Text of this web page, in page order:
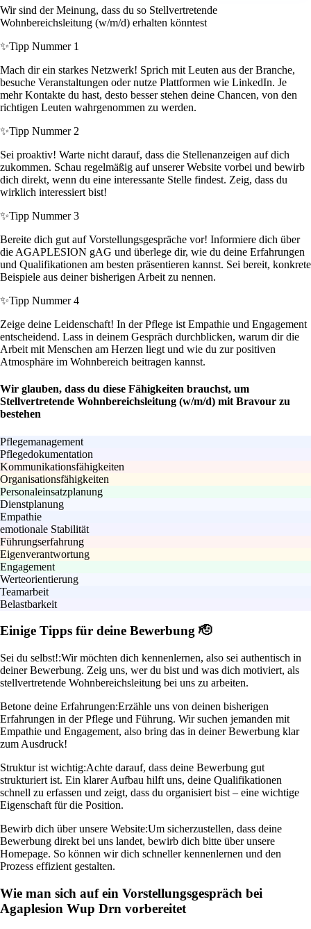
Wir sind der Meinung, dass du so Stellvertretende
Wohnbereichsleitung (w/m/d) erhalten könntest
✨Tipp Nummer 1
Mach dir ein starkes Netzwerk! Sprich mit Leuten aus der Branche,
besuche Veranstaltungen oder nutze Plattformen wie LinkedIn. Je
mehr Kontakte du hast, desto besser stehen deine Chancen, von den
richtigen Leuten wahrgenommen zu werden.
✨Tipp Nummer 2
Sei proaktiv! Warte nicht darauf, dass die Stellenanzeigen auf dich
zukommen. Schau regelmäßig auf unserer Website vorbei und bewirb
dich direkt, wenn du eine interessante Stelle findest. Zeig, dass du
wirklich interessiert bist!
✨Tipp Nummer 3
Bereite dich gut auf Vorstellungsgespräche vor! Informiere dich über
die AGAPLESION gAG und überlege dir, wie du deine Erfahrungen
und Qualifikationen am besten präsentieren kannst. Sei bereit, konkrete
Beispiele aus deiner bisherigen Arbeit zu nennen.
✨Tipp Nummer 4
Zeige deine Leidenschaft! In der Pflege ist Empathie und Engagement
entscheidend. Lass in deinem Gespräch durchblicken, warum dir die
Arbeit mit Menschen am Herzen liegt und wie du zur positiven
Atmosphäre im Wohnbereich beitragen kannst.
Wir glauben, dass du diese Fähigkeiten brauchst, um
Stellvertretende Wohnbereichsleitung (w/m/d) mit Bravour zu
bestehen
Pflegemanagement
Pflegedokumentation
Kommunikationsfähigkeiten
Organisationsfähigkeiten
Personaleinsatzplanung
Dienstplanung
Empathie
emotionale Stabilität
Führungserfahrung
Eigenverantwortung
Engagement
Werteorientierung
Teamarbeit
Belastbarkeit
Einige Tipps für deine Bewerbung 🫡
Sei du selbst!:Wir möchten dich kennenlernen, also sei authentisch in
deiner Bewerbung. Zeig uns, wer du bist und was dich motiviert, als
stellvertretende Wohnbereichsleitung bei uns zu arbeiten.
Betone deine Erfahrungen:Erzähle uns von deinen bisherigen
Erfahrungen in der Pflege und Führung. Wir suchen jemanden mit
Empathie und Engagement, also bring das in deiner Bewerbung klar
zum Ausdruck!
Struktur ist wichtig:Achte darauf, dass deine Bewerbung gut
strukturiert ist. Ein klarer Aufbau hilft uns, deine Qualifikationen
schnell zu erfassen und zeigt, dass du organisiert bist – eine wichtige
Eigenschaft für die Position.
Bewirb dich über unsere Website:Um sicherzustellen, dass deine
Bewerbung direkt bei uns landet, bewirb dich bitte über unsere
Homepage. So können wir dich schneller kennenlernen und den
Prozess effizient gestalten.
Wie man sich auf ein Vorstellungsgespräch bei
Agaplesion Wup Drn vorbereitet